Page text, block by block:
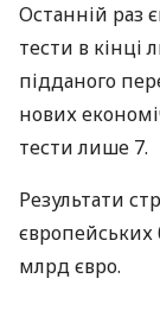
Останній раз
тести в кінці
підданого
нових
тести лише 7.
Результати
європейських
млрд євро.